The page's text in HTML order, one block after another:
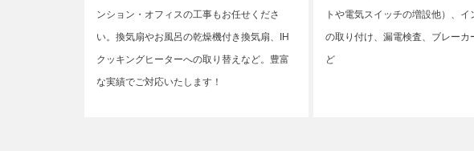
ンション・オフィスの工事もお任せくださ
い。換気扇やお風呂の乾燥機付き換気扇、IH
クッキングヒーターへの取り替えなど。豊富
な実績でご対応いたします！
トや電気スイッチの増設他）、イ
の取り付け、漏電検査、ブレーカ
ど